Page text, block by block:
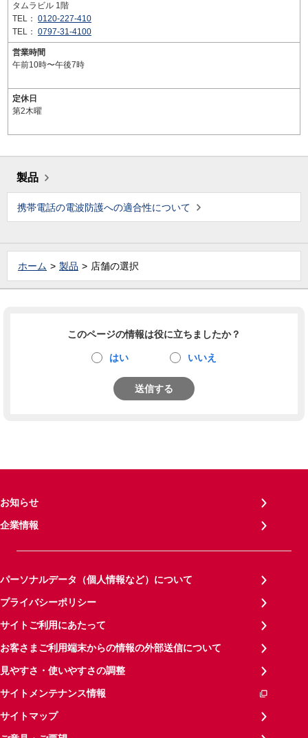
タムラビル 1階
TEL： 0120-227-410
TEL： 0797-31-4100
営業時間
午前10時〜午後7時
定休日
第2木曜
製品
携帯電話の電波防護への適合性について
ホーム 製品 店舗の選択
このページの情報は役に立ちましたか？
はい いいえ
送信する
お知らせ
企業情報
パーソナルデータ（個人情報など）について
プライバシーポリシー
サイトご利用にあたって
お客さまご利用端末からの情報の外部送信について
見やすさ・使いやすさの調整
サイトメンテナンス情報
サイトマップ